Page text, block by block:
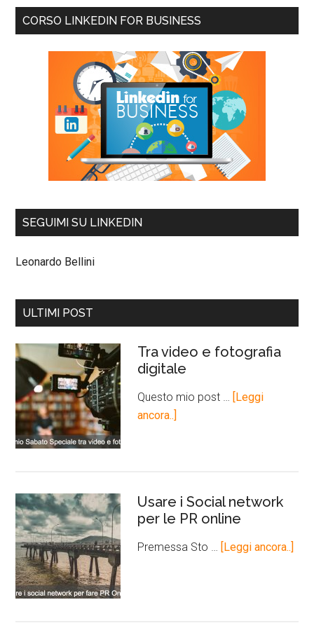
CORSO LINKEDIN FOR BUSINESS
SEGUIMI SU LINKEDIN
Leonardo Bellini
ULTIMI POST
Tra video e fotografia
digitale
Questo mio post … [Leggi
ancora..]
Usare i Social network
per le PR online
Premessa Sto … [Leggi ancora..]